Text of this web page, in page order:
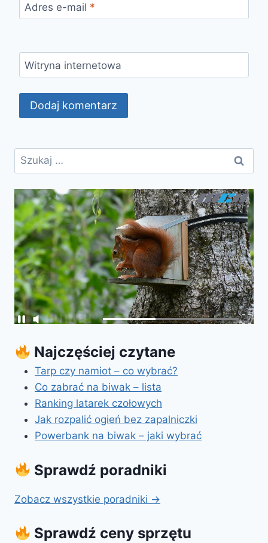
Adres e-mail *
Witryna internetowa
Szukaj:
Najczęściej czytane
Tarp czy namiot – co wybrać?
Co zabrać na biwak – lista
Ranking latarek czołowych
Jak rozpalić ogień bez zapalniczki
Powerbank na biwak – jaki wybrać
Sprawdź poradniki
Zobacz wszystkie poradniki →
Sprawdź ceny sprzętu